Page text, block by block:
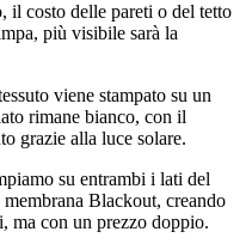
il costo delle pareti o del tetto
più visibile sarà la
viene stampato su un
rimane bianco, con il
grazie alla luce solare.
su entrambi i lati del
Blackout, creando
ma con un prezzo doppio.